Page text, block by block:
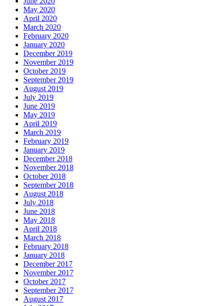
May 2020
April 2020
March 2020
February 2020
January 2020
December 2019
November 2019
October 2019
September 2019
August 2019
July 2019
June 2019
May 2019
April 2019
March 2019
February 2019
January 2019
December 2018
November 2018
October 2018
September 2018
August 2018
July 2018
June 2018
May 2018
April 2018
March 2018
February 2018
January 2018
December 2017
November 2017
October 2017
September 2017
August 2017